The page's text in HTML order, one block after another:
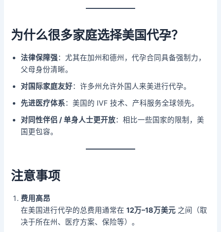
为什么很多家庭选择美国代孕？
法律保障强：尤其在加州和德州，代孕合同具备强制力，
父母身份清晰。
对国际家庭友好：许多州允许外国人来美进行代孕。
先进医疗体系：美国的 IVF 技术、产科服务全球领先。
对同性伴侣 / 单身人士更开放：相比一些国家的限制，美
国更包容。
注意事项
费用高昂
在美国进行代孕的总费用通常在12万–18万美元 之间（取
决于所在州、医疗方案、保险等）。